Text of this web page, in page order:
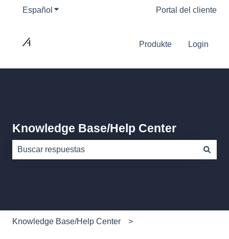
Español Traducciones de Mostrar submenú de
Portal del cliente
Produkte Login
Knowledge Base/Help Center
Knowledge Base/Help Center